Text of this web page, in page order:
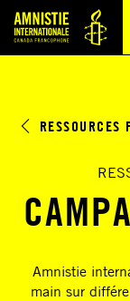
RESSOURCES
Amnistie
main sur